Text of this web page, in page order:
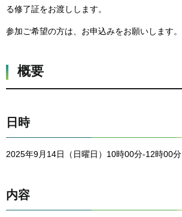
る修了証をお渡しします。
参加ご希望の方は、お申込みをお願いします。
概要
日時
2025年9月14日（日曜日）10時00分-12時00分
内容